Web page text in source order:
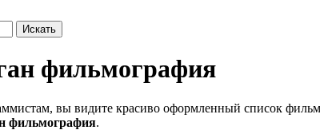
фильмография
вы видите красиво оформленный список
фильмография.